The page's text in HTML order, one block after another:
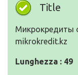
Title
Микрокредиты
mikrokredit.kz
Lunghezza : 49